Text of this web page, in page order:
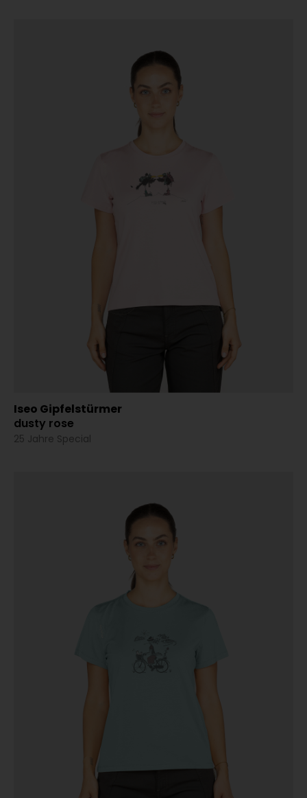
Iseo Gipfelstürmer
dusty rose
25 Jahre Special